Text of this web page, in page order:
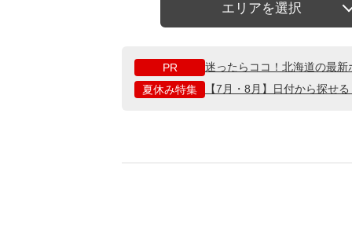
エリアを選択
PR
迷ったらココ！北海道の最
夏休み特集
【7月・8月】日付から探せ